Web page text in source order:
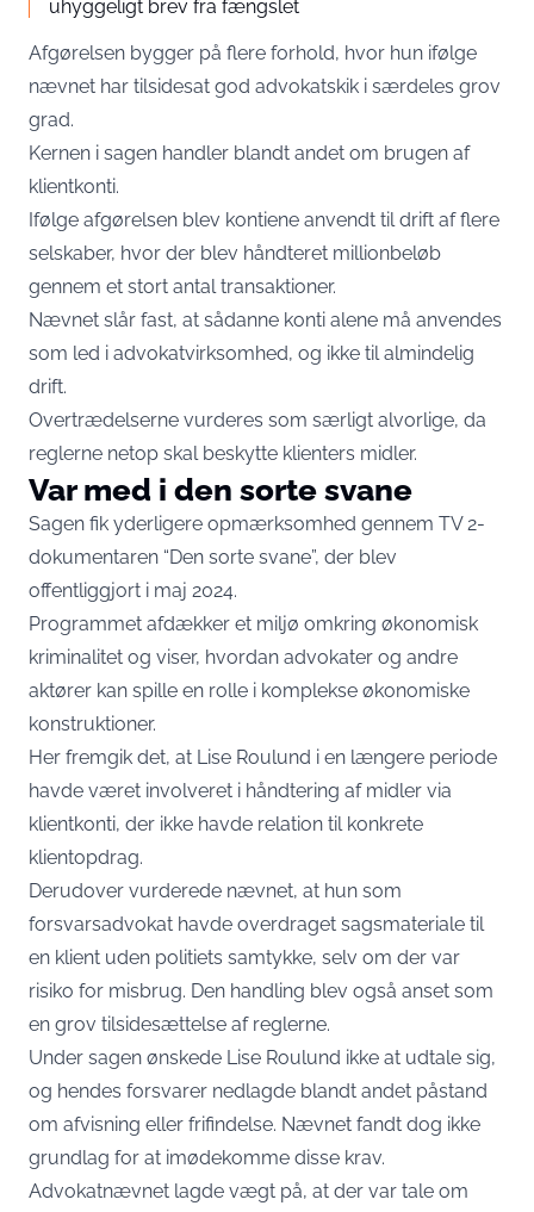
uhyggeligt brev fra fængslet
Afgørelsen bygger på flere forhold, hvor hun ifølge
nævnet har tilsidesat god advokatskik i særdeles grov
grad.
Kernen i sagen handler blandt andet om brugen af
klientkonti.
Ifølge afgørelsen blev kontiene anvendt til drift af flere
selskaber, hvor der blev håndteret millionbeløb
gennem et stort antal transaktioner.
Nævnet slår fast, at sådanne konti alene må anvendes
som led i advokatvirksomhed, og ikke til almindelig
drift.
Overtrædelserne vurderes som særligt alvorlige, da
reglerne netop skal beskytte klienters midler.
Var med i den sorte svane
Sagen fik yderligere opmærksomhed gennem TV 2-
dokumentaren “Den sorte svane”, der blev
offentliggjort i maj 2024.
Programmet afdækker et miljø omkring økonomisk
kriminalitet og viser, hvordan advokater og andre
aktører kan spille en rolle i komplekse økonomiske
konstruktioner.
Her fremgik det, at Lise Roulund i en længere periode
havde været involveret i håndtering af midler via
klientkonti, der ikke havde relation til konkrete
klientopdrag.
Derudover vurderede nævnet, at hun som
forsvarsadvokat havde overdraget sagsmateriale til
en klient uden politiets samtykke, selv om der var
risiko for misbrug. Den handling blev også anset som
en grov tilsidesættelse af reglerne.
Under sagen ønskede Lise Roulund ikke at udtale sig,
og hendes forsvarer nedlagde blandt andet påstand
om afvisning eller frifindelse. Nævnet fandt dog ikke
grundlag for at imødekomme disse krav.
Advokatnævnet lagde vægt på, at der var tale om